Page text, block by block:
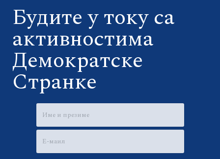
Будите у току са
активностима
Демократске
Странке